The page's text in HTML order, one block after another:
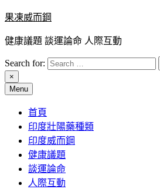
Skip
to
content
果凍威而鋼
健康議題 談運論命 人際互動
Search for:
×
Menu
首頁
印度壯陽藥種類
印度威而鋼
健康議題
談運論命
人際互動